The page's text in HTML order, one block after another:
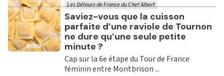
Ecouter
Saviez-vous que la cuisson
parfaite d’une raviole de Tournon
ne dure qu’une seule petite
minute ?
Les Détours de France du Chef Albert
Cap sur la 6e étape du Tour de France
féminin entre Montbrison ...